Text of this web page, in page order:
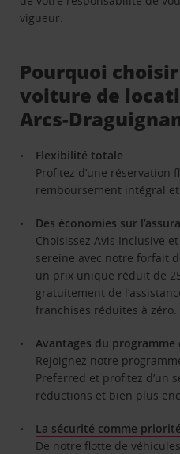
vigueur.
Pourquoi
voiture de
Arcs-
Flexibilité totale
Profitez d’une réservation
remboursement intégral et
Des économies sur
Choisissez Avis Inclusive
sereine avec notre forfait
un prix unique réduit de
gratuitement de
franchises réduites à zéro.
Avantages du
Rejoignez notre
Preferred et profitez d’un
réductions et bien plus
La sécurité comme priorité
De notre flotte de